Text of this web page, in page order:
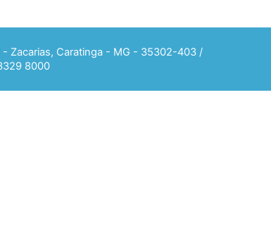
- Zacarias, Caratinga - MG - 35302-403 /
8000